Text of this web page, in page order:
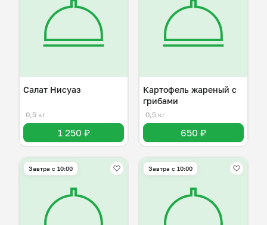
Салат Нисуаз
0,5 кг
1 250 ₽
Картофель жареный с
грибами
0,5 кг
650 ₽
Завтра c 10:00 Завтра c 10:00